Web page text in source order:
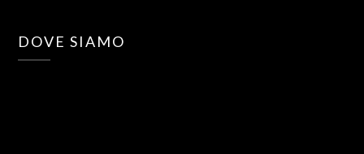
DOVE SIAMO